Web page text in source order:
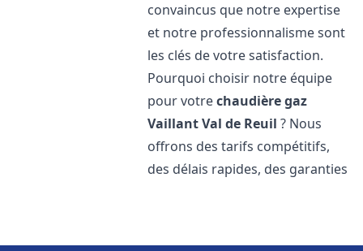
convaincus que notre expertise
et notre professionnalisme sont
les clés de votre satisfaction.
Pourquoi choisir notre équipe
pour votrechaudière gaz
VaillantVal de Reuil ? Nous
offrons des tarifs compétitifs,
des délais rapides, des garanties